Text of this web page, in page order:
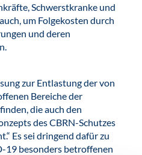
Schwerstkranke und
um Folgekosten durch
und deren
zur Entlastung der von
Bereiche der
die auch den
des CBRN-Schutzes
Es sei dringend dafür zu
19 besonders betroffenen